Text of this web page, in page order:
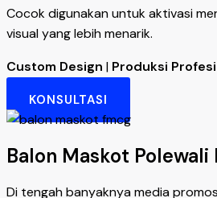
Cocok digunakan untuk aktivasi
visual yang lebih menarik.
Custom Design | Produksi
KONSULTASI
Balon Maskot
Di tengah banyaknya media